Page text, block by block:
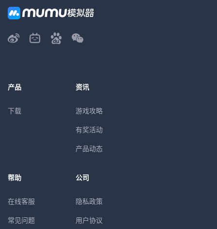
产品
下载
资讯
游戏攻略
有奖活动
产品动态
帮助
在线客服
常见问题
公司
隐私政策
用户协议